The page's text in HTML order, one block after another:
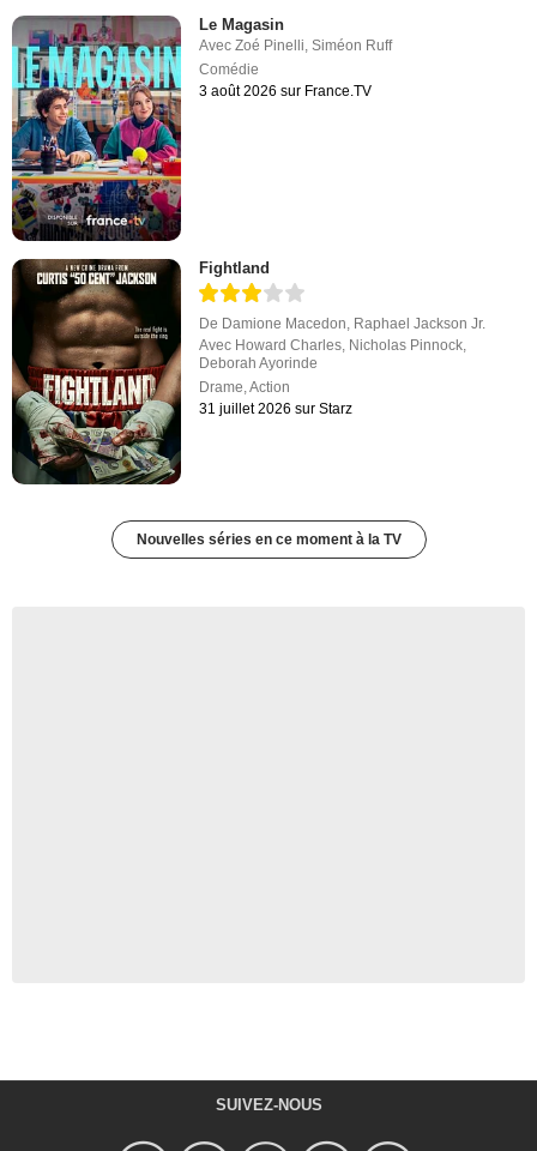
Le Magasin
AvecZoé Pinelli ,Siméon Ruff
Comédie
3 août 2026 sur France.TV
Fightland
De Damione Macedon, Raphael Jackson Jr.
Avec Howard Charles, Nicholas Pinnock,
Deborah Ayorinde
Drame,Action
31 juillet 2026 sur Starz
Nouvelles séries en ce moment à la TV
SUIVEZ-NOUS